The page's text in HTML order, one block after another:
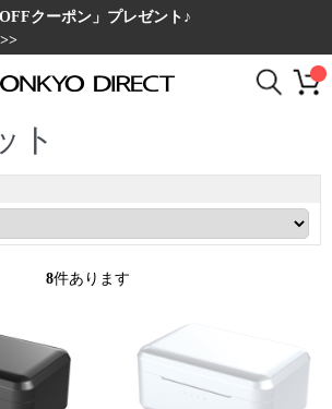
クーポン」プレゼント♪
ト
8件あります